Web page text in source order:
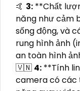
️🤙 3: **Chất
năng như cảm
sống động, và
rung hình ảnh
an toàn hình
🇻🇳 4: **Tính
camera có các